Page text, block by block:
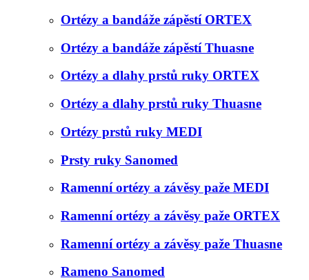
Ortézy a bandáže zápěstí ORTEX
Ortézy a bandáže zápěstí Thuasne
Ortézy a dlahy prstů ruky ORTEX
Ortézy a dlahy prstů ruky Thuasne
Ortézy prstů ruky MEDI
Prsty ruky Sanomed
Ramenní ortézy a závěsy paže MEDI
Ramenní ortézy a závěsy paže ORTEX
Ramenní ortézy a závěsy paže Thuasne
Rameno Sanomed